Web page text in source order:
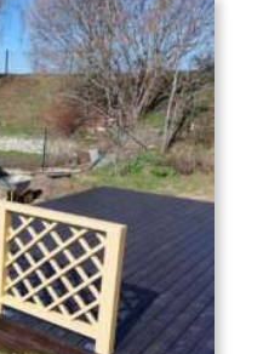
372.00€.310.00€.